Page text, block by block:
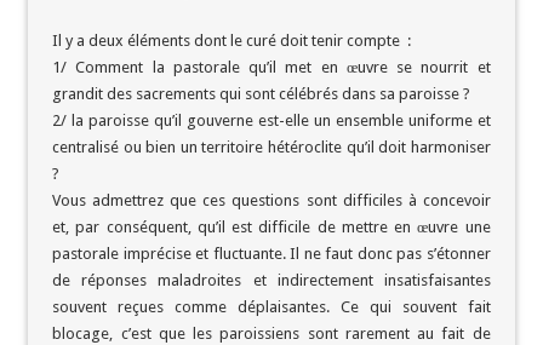
Il y a deux éléments dont le curé doit tenir compte :
1/ Comment la pastorale qu’il met en œuvre se nourrit et
grandit des sacrements qui sont célébrés dans sa paroisse ?
2/ la paroisse qu’il gouverne est-elle un ensemble uniforme et
centralisé ou bien un territoire hétéroclite qu’il doit harmoniser
?
Vous admettrez que ces questions sont difficiles à concevoir
et, par conséquent, qu’il est difficile de mettre en œuvre une
pastorale imprécise et fluctuante. Il ne faut donc pas s’étonner
de réponses maladroites et indirectement insatisfaisantes
souvent reçues comme déplaisantes. Ce qui souvent fait
blocage, c’est que les paroissiens sont rarement au fait de